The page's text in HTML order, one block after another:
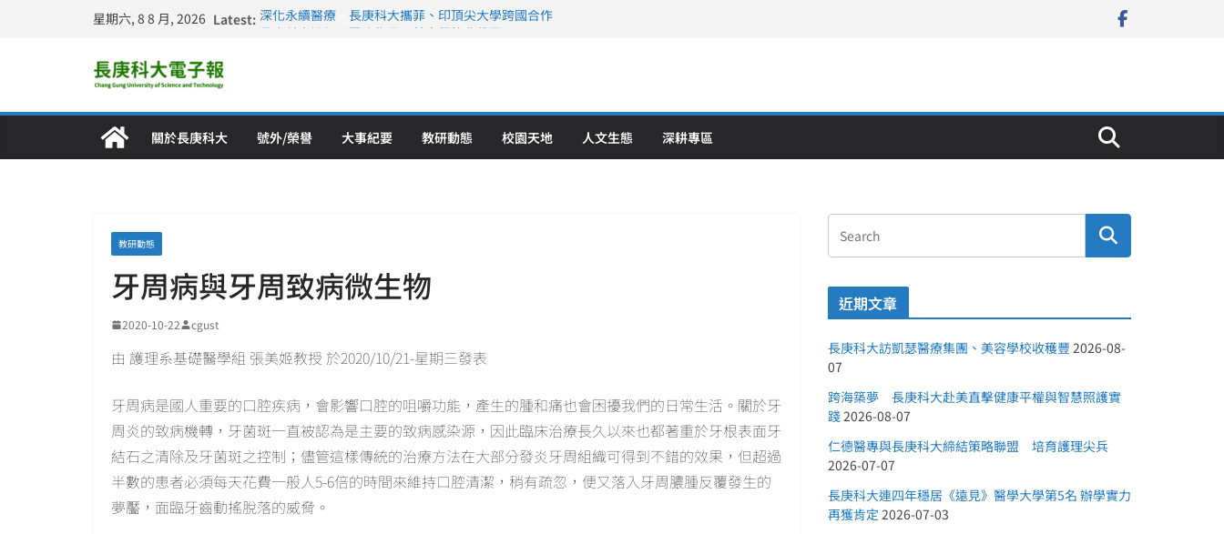
星期六, 8 8 月, 2026 Latest: 深化永續醫療 長庚科大攜菲、印頂尖大學跨國合作
關於長庚科大 號外/榮譽 大事紀要 教研動態 校園天地 人文生態 深耕專區
教研動態
牙周病與牙周致病微生物
2020-10-22 cgust
由 護理系基礎醫學組 張美姬教授 於2020/10/21-星期三發表
牙周病是國人重要的口腔疾病，會影響口腔的咀嚼功能，產生的腫和痛也會困擾我們的日常生活。關於牙
周炎的致病機轉，牙菌斑一直被認為是主要的致病感染源，因此臨床治療長久以來也都著重於牙根表面牙
結石之清除及牙菌斑之控制；儘管這樣傳統的治療方法在大部分發炎牙周組織可得到不錯的效果，但超過
半數的患者必須每天花費一般人5-6倍的時間來維持口腔清潔，稍有疏忽，便又落入牙周膿腫反覆發生的
夢靨，面臨牙齒動搖脫落的威脅。
近期文章
長庚科大訪凱瑟醫療集團、美容學校收穫豐 2026-08-
07
跨海築夢 長庚科大赴美直擊健康平權與智慧照護實
踐2026-08-07
仁德醫專與長庚科大締結策略聯盟 培育護理尖兵
2026-07-07
長庚科大連四年穩居《遠見》醫學大學第5名 辦學實力
再獲肯定 2026-07-03